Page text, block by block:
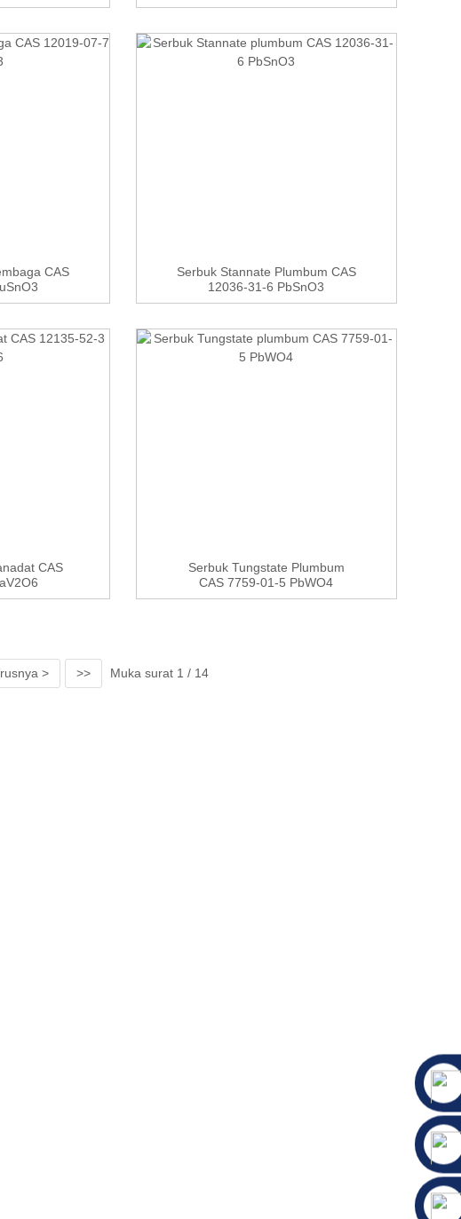
CAS
Serbuk Stannate Plumbum CAS
12036-31-6 PbSnO3
CAS
Serbuk Tungstate Plumbum
CAS 7759-01-5 PbWO4
> >> Muka surat 1 / 14